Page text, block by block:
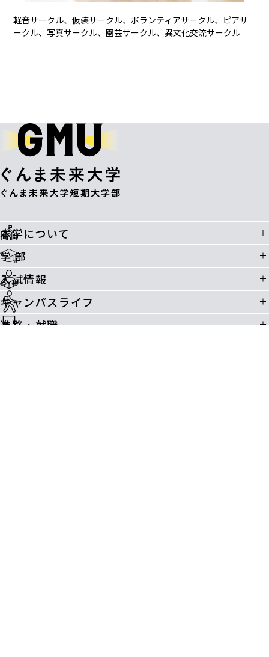
軽音サークル、仮装サークル、ボランティアサークル、ピアサ
ークル、写真サークル、園芸サークル、異文化交流サークル
本学について
学 部
入試情報
キャンパスライフ
進路・就職